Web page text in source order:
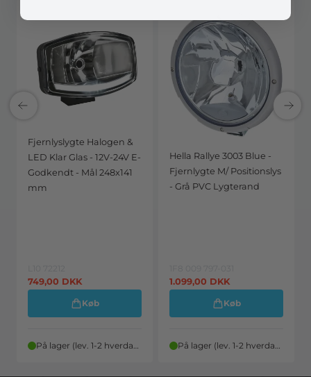
Fjernlyslygte Halogen &
LED Klar Glas - 12V-24V E-
Godkendt - Mål 248x141
mm
749,00 DKK
Køb
På lager (lev. 1-2 hverdage)
Hella Rallye 3003 Blue -
Fjernlygte M/ Positionslys
- Grå PVC Lygterand
1.099,00 DKK
Køb
På lager (lev. 1-2 hverdage)